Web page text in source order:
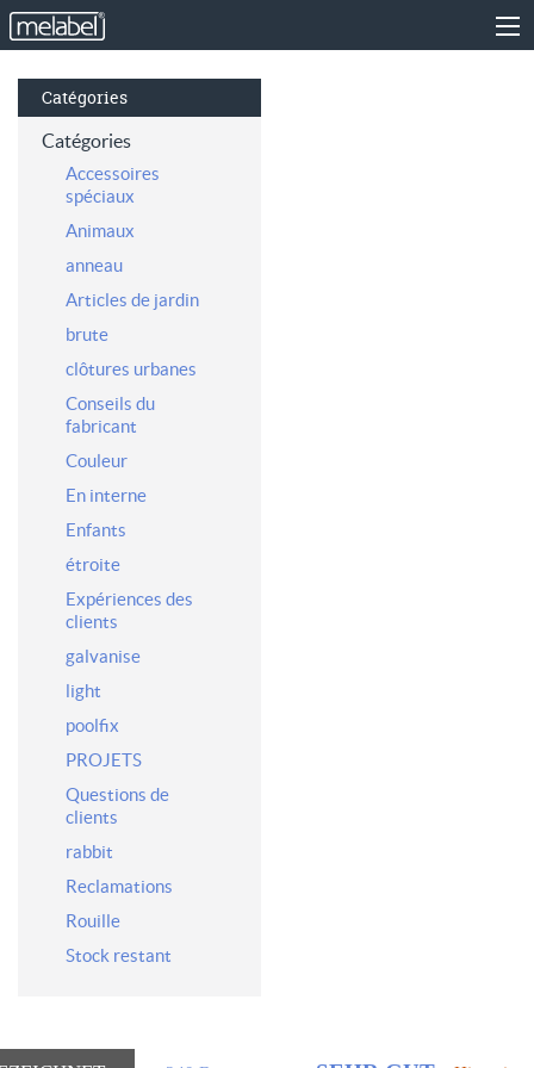
Catégories
Catégories
Accessoires
spéciaux
Animaux
anneau
Articles de jardin
brute
clôtures urbanes
Conseils du
fabricant
Couleur
En interne
Enfants
étroite
Expériences des
clients
galvanise
light
poolfix
PROJETS
Questions de
clients
rabbit
Reclamations
Rouille
Stock restant